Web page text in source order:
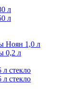
л
л
Ноян 1,0 л
0,2 л
стекло
стекло